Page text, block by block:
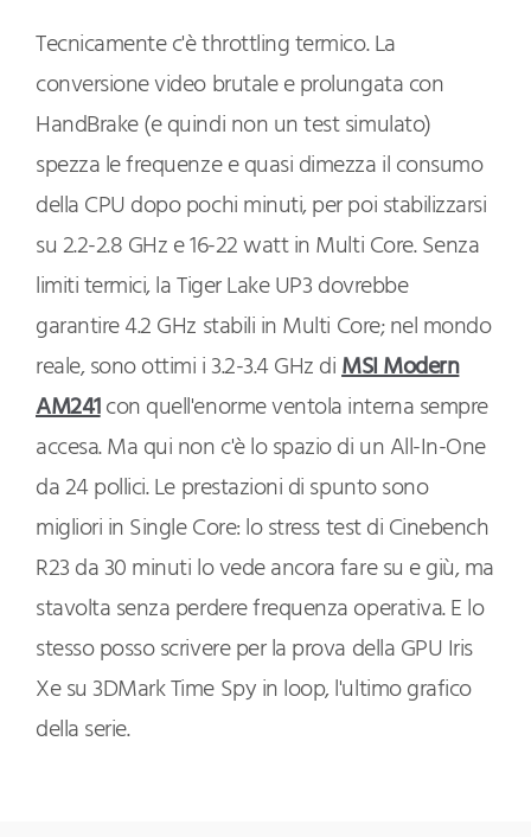
Tecnicamente c'è throttling termico. La
conversione video brutale e prolungata con
HandBrake (e quindi non un test simulato)
spezza le frequenze e quasi dimezza il consumo
della CPU dopo pochi minuti, per poi stabilizzarsi
su 2.2-2.8 GHz e 16-22 watt in Multi Core. Senza
limiti termici, la Tiger Lake UP3 dovrebbe
garantire 4.2 GHz stabili in Multi Core; nel mondo
reale, sono ottimi i 3.2-3.4 GHz diMSI Modern
AM241con quell'enorme ventola interna sempre
accesa. Ma qui non c'è lo spazio di un All-In-One
da 24 pollici. Le prestazioni di spunto sono
migliori in Single Core: lo stress test di Cinebench
R23 da 30 minuti lo vede ancora fare su e giù, ma
stavolta senza perdere frequenza operativa. E lo
stesso posso scrivere per la prova della GPU Iris
Xe su 3DMark Time Spy in loop, l'ultimo grafico
della serie.